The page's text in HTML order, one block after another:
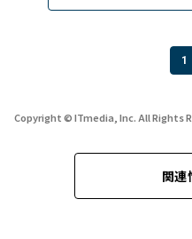
1
Copyright © ITmedia, Inc. All Rights
関連